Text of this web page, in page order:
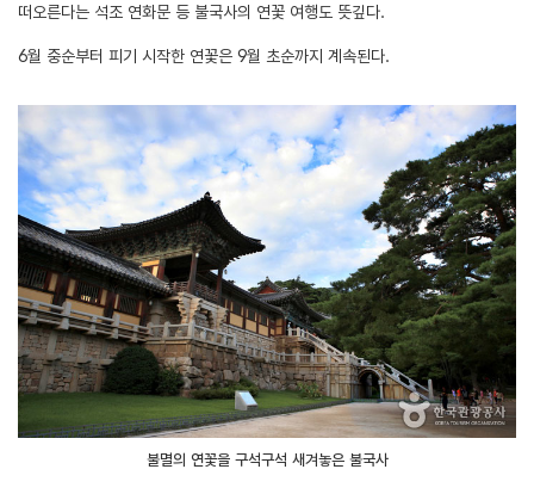
떠오른다는 석조 연화문 등 불국사의 연꽃 여행도 뜻깊다.
6월 중순부터 피기 시작한 연꽃은 9월 초순까지 계속된다.
불멸의 연꽃을 구석구석 새겨놓은 불국사